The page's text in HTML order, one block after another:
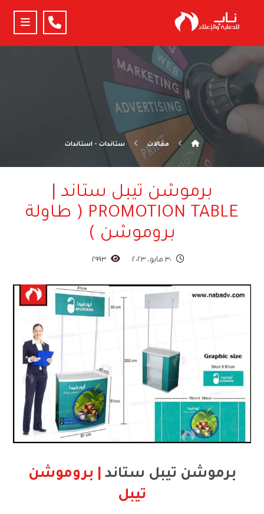
مقالات ستاندات - استاندات
برموشن تيبل ستاند |
PROMOTION TABLE ( طاولة
بروموشن )
٣٠ مايو، ٢٠٢٣ ٢٩٩٣
برموشن تيبل ستاند | بروموشن
تيبل